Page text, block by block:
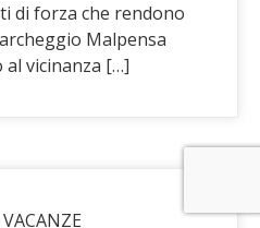
di forza che rendono
Malpensa
vicinanza […]